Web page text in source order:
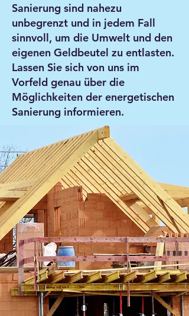
Sanierung sind nahezu
unbegrenzt und in jedem Fall
sinnvoll, um die Umwelt und den
eigenen Geldbeutel zu entlasten.
Lassen Sie sich von uns im
Vorfeld genau über die
Möglichkeiten der energetischen
Sanierung informieren.